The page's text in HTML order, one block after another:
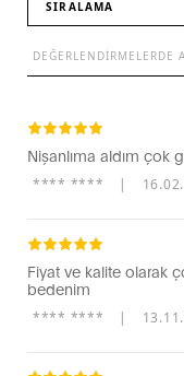
SIRALAMA
Nişanlıma aldım çok
**** **** |
Fiyat ve kalite olarak
bedenim
**** **** |